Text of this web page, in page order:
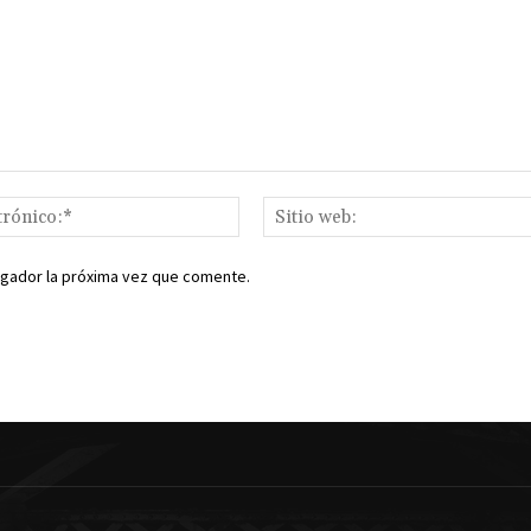
Correo
electrónico:*
la próxima vez que comente.